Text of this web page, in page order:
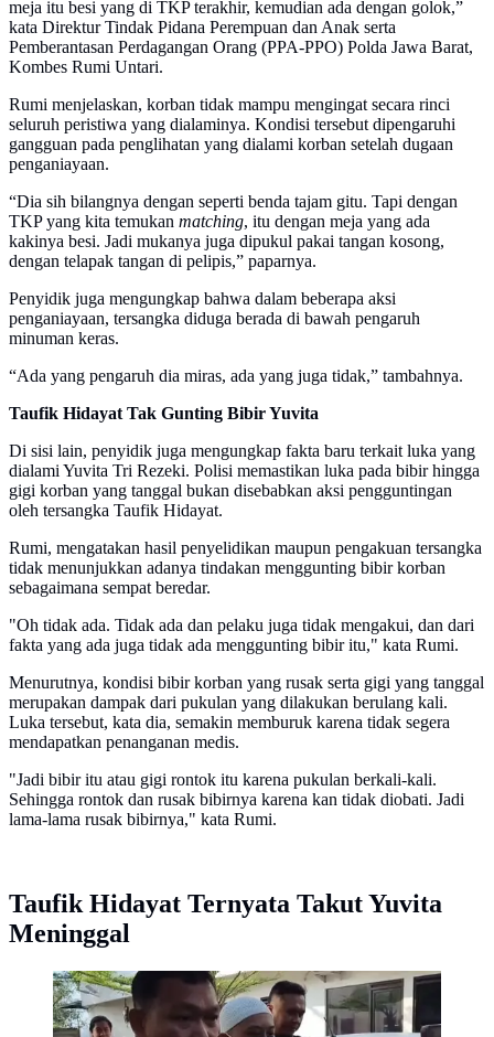
meja itu besi yang di TKP terakhir, kemudian ada dengan golok,”
kata Direktur Tindak Pidana Perempuan dan Anak serta
Pemberantasan Perdagangan Orang (PPA-PPO) Polda Jawa Barat,
Kombes Rumi Untari.
Rumi menjelaskan, korban tidak mampu mengingat secara rinci
seluruh peristiwa yang dialaminya. Kondisi tersebut dipengaruhi
gangguan pada penglihatan yang dialami korban setelah dugaan
penganiayaan.
“Dia sih bilangnya dengan seperti benda tajam gitu. Tapi dengan
TKP yang kita temukan matching, itu dengan meja yang ada
kakinya besi. Jadi mukanya juga dipukul pakai tangan kosong,
dengan telapak tangan di pelipis,” paparnya.
Penyidik juga mengungkap bahwa dalam beberapa aksi
penganiayaan, tersangka diduga berada di bawah pengaruh
minuman keras.
“Ada yang pengaruh dia miras, ada yang juga tidak,” tambahnya.
Taufik Hidayat Tak Gunting Bibir Yuvita
Di sisi lain, penyidik juga mengungkap fakta baru terkait luka yang
dialami Yuvita Tri Rezeki. Polisi memastikan luka pada bibir hingga
gigi korban yang tanggal bukan disebabkan aksi pengguntingan
oleh tersangka Taufik Hidayat.
Rumi, mengatakan hasil penyelidikan maupun pengakuan tersangka
tidak menunjukkan adanya tindakan menggunting bibir korban
sebagaimana sempat beredar.
"Oh tidak ada. Tidak ada dan pelaku juga tidak mengakui, dan dari
fakta yang ada juga tidak ada menggunting bibir itu," kata Rumi.
Menurutnya, kondisi bibir korban yang rusak serta gigi yang tanggal
merupakan dampak dari pukulan yang dilakukan berulang kali.
Luka tersebut, kata dia, semakin memburuk karena tidak segera
mendapatkan penanganan medis.
"Jadi bibir itu atau gigi rontok itu karena pukulan berkali-kali.
Sehingga rontok dan rusak bibirnya karena kan tidak diobati. Jadi
lama-lama rusak bibirnya," kata Rumi.
Taufik Hidayat Ternyata Takut Yuvita
Meninggal
Tampang Taufik Hidayat Saat Rekonstruksi
Penyekapan Kekasihnya (Rachmadi
Rasyad/Merdeka.com)